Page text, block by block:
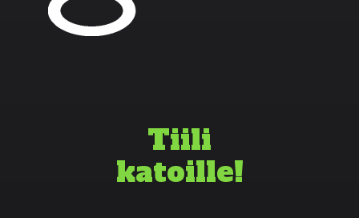
Tiili
katoille!